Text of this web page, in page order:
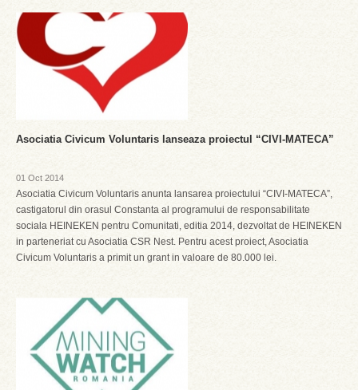
Asociatia Civicum Voluntaris lanseaza proiectul “CIVI-MATECA”
01 Oct 2014
Asociatia Civicum Voluntaris anunta lansarea proiectului “CIVI-MATECA”,
castigatorul din orasul Constanta al programului de responsabilitate
sociala HEINEKEN pentru Comunitati, editia 2014, dezvoltat de HEINEKEN
in parteneriat cu Asociatia CSR Nest. Pentru acest proiect, Asociatia
Civicum Voluntaris a primit un grant in valoare de 80.000 lei.